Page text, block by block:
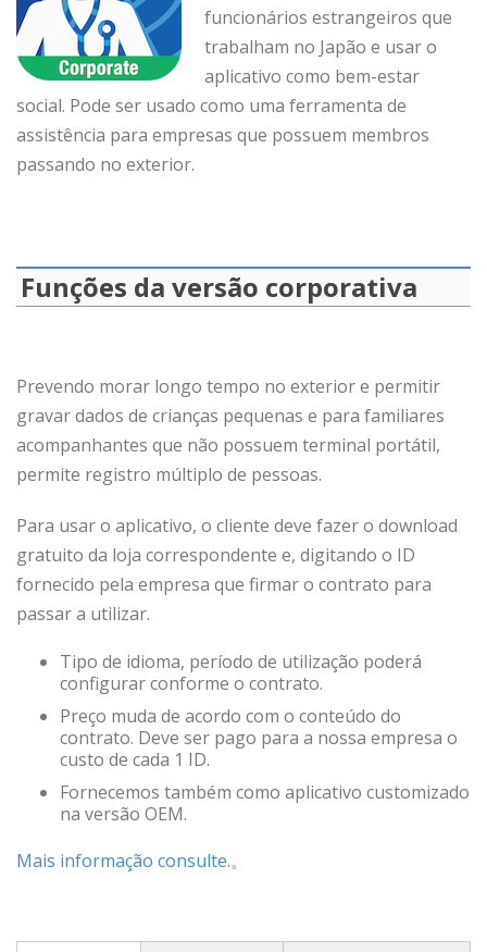
funcionários estrangeiros que
trabalham no Japão e usar o
aplicativo como bem-estar
social. Pode ser usado como uma ferramenta de
assistência para empresas que possuem membros
passando no exterior.
Funções da versão corporativa
Prevendo morar longo tempo no exterior e permitir
gravar dados de crianças pequenas e para familiares
acompanhantes que não possuem terminal portátil,
permite registro múltiplo de pessoas.
Para usar o aplicativo, o cliente deve fazer o download
gratuito da loja correspondente e, digitando o ID
fornecido pela empresa que firmar o contrato para
passar a utilizar.
Tipo de idioma, período de utilização poderá
configurar conforme o contrato.
Preço muda de acordo com o conteúdo do
contrato. Deve ser pago para a nossa empresa o
custo de cada 1 ID.
Fornecemos também como aplicativo customizado
na versão OEM.
Mais informação consulte.。